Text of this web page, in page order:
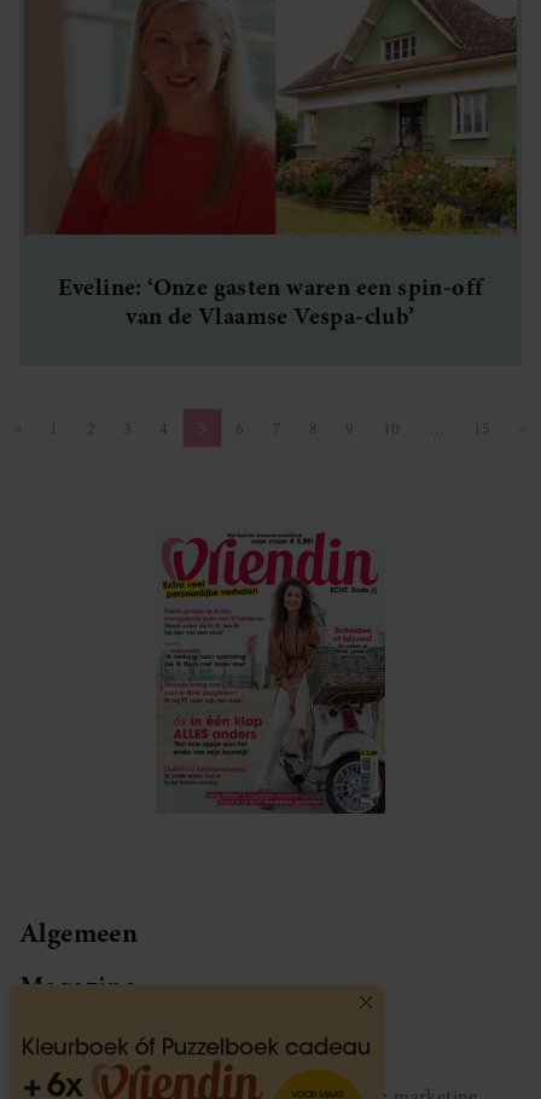
Eveline: ‘Onze gasten waren een spin-off
van de Vlaamse Vespa-club’
Vorige pagina
« Pagina
1 Pagina
2 Pagina
3 Pagina
4 Pagina
5 Pagina
6 Pagina
7 Pagina
8 Pagina
9 Pagina
10 Pagina
15 »
Algemeen
Magazine
Service